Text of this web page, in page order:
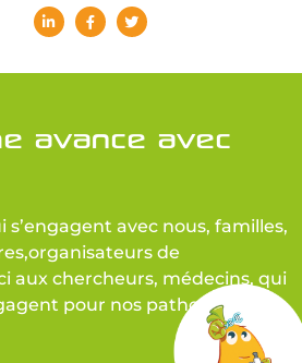
avance avec
s’engagent avec nous, familles,
de
aux chercheurs, médecins, qui
pour nos pathologies